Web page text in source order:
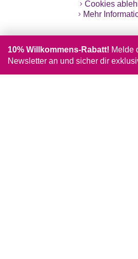
Cookies
Mehr
10% Willkommens-Rabatt! Melde
Newsletter an und sicher dir